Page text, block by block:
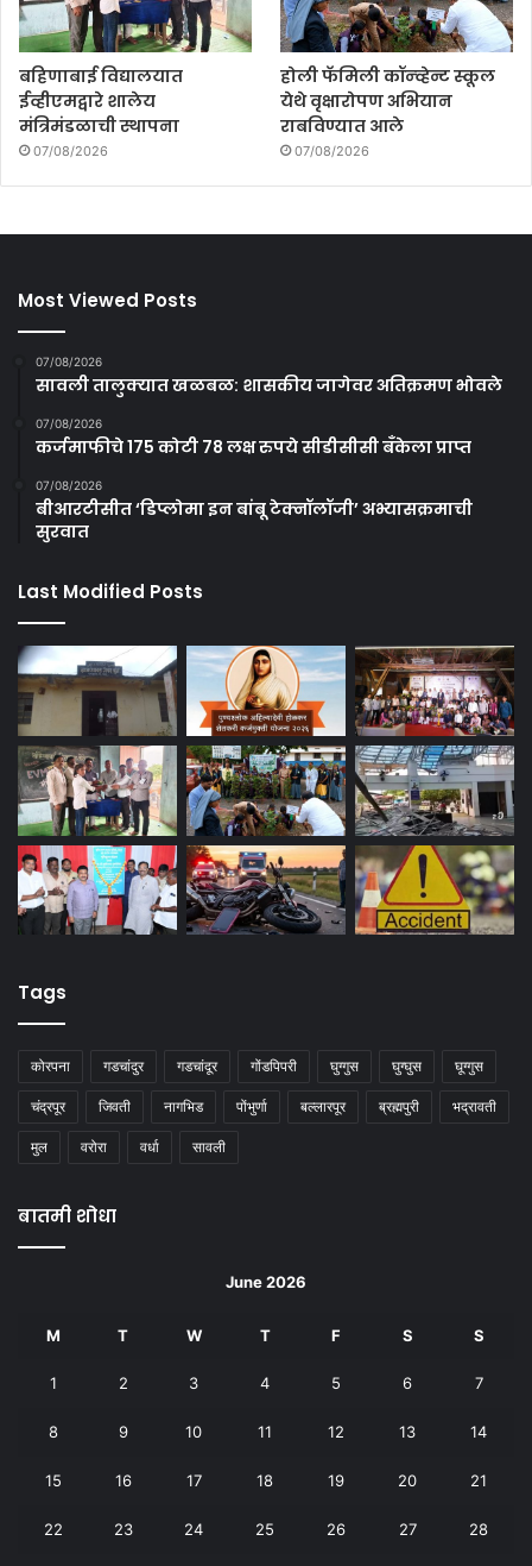
बहिणाबाई विद्यालयात
ईव्हीएमद्वारे शालेय
मंत्रिमंडळाची स्थापना
07/08/2026
होली फॅमिली कॉन्व्हेन्ट स्कूल
येथे वृक्षारोपण अभियान
राबविण्यात आले
07/08/2026
Most Viewed Posts
07/08/2026
सावली तालुक्यात खळबळ: शासकीय जागेवर अतिक्रमण भोवले
07/08/2026
कर्जमाफीचे 175 कोटी 78 लक्ष रुपये सीडीसीसी बँकेला प्राप्त
07/08/2026
बीआरटीसीत ‘डिप्लोमा इन बांबू टेक्नॉलॉजी’ अभ्यासक्रमाची
सुरवात
Last Modified Posts
Tags
कोरपना गडचांदुर गडचांदूर गोंडपिपरी घुग्गुस घुग्घुस घूग्गुस
चंद्रपूर जिवती नागभिड पोंभुर्णा बल्लारपूर ब्रह्मपुरी भद्रावती
मुल वरोरा वर्धा सावली
बातमी शोधा
June 2026
M T W T F S S
1 2 3 4 5 6 7
8 9 10 11 12 13 14
15 16 17 18 19 20 21
22 23 24 25 26 27 28